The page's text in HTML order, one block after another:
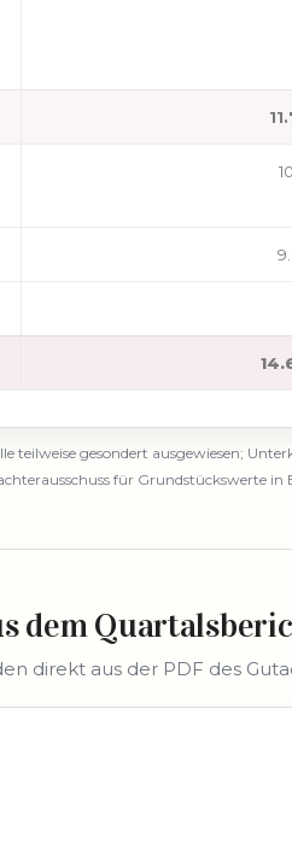
teilweise gesondert ausgewiesen;
für Grundstückswerte in
dem
direkt aus der PDF des